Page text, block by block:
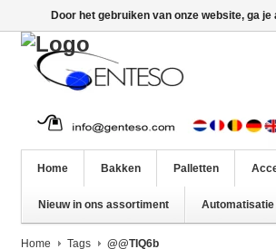
Home Bakken Palletten
Nieuw in ons assortiment
Home Tags @@TIQ6b
Door het gebruiken van onze website, ga